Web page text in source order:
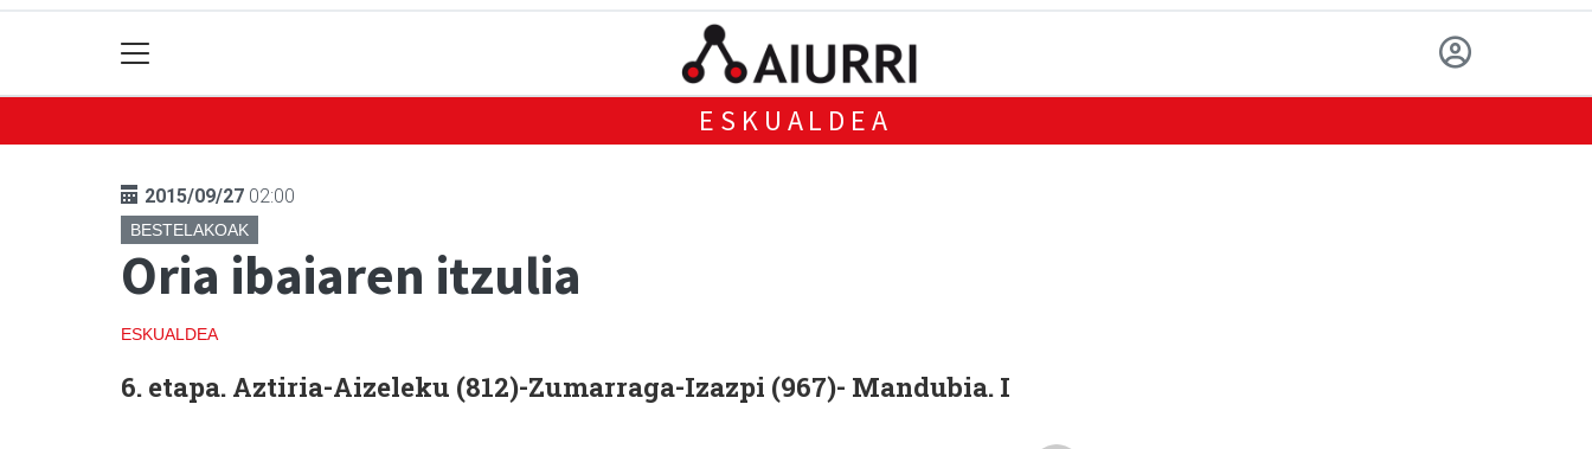
ESKUALDEA
2015/09/27 02:00
BESTELAKOAK
Oria ibaiaren itzulia
ESKUALDEA
6. etapa. Aztiria-Aizeleku (812)-Zumarraga-Izazpi (967)- Mandubia. I